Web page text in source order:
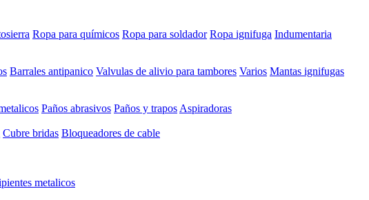
Ropa para químicos Ropa para soldador Ropa ignifuga Indumentaria
Barrales antipanico Valvulas de alivio para tambores Varios Mantas ignifugas
Paños abrasivos Paños y traposAspiradoras
Cubre bridas Bloqueadores de cable
metalicos